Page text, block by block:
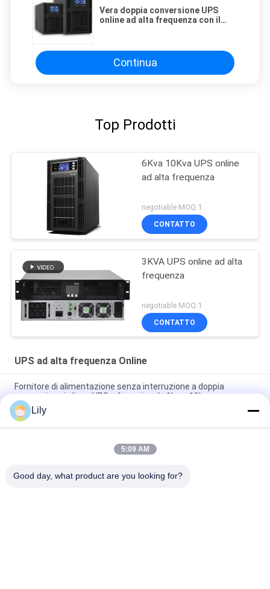
Vera doppia conversione UPS
online ad alta frequenza con il
Continua
Top Prodotti
6Kva 10Kva UPS online
ad alta frequenza
negotiable MOQ:1
CONTATTO
3KVA UPS online ad alta
frequenza
negotiable MOQ:1
CONTATTO
UPS ad alta frequenza Online
Fornitore di alimentazione senza interruzione a doppia
conversione in linea UPS a fase singola 1kva -10kva per
generatore domestico
Monofase UPS 1-10kva PF 1,0 di doppio conversione online
PTEC Online Doppia conversione UPS monofase 1-10kva PF
Lily
5:09 AM
Good day, what product are you looking for?